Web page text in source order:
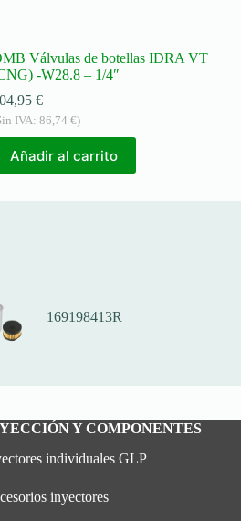
Válvulas de botellas IDRA VT
-W28.8 – 1/4″
€
IVA: 86,74 €)
Añadir al carrito
169198413R
Y COMPONENTES
individuales GLP
inyectores